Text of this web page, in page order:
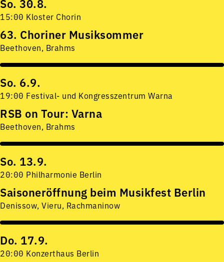
So. 30.8.
15:00 Kloster Chorin
63. Choriner Musiksommer
Beethoven, Brahms
So. 6.9.
19:00 Festival- und Kongresszentrum Warna
RSB on Tour: Varna
Beethoven, Brahms
So. 13.9.
20:00 Philharmonie Berlin
Saisoneröffnung beim Musikfest Berlin
Denissow, Vieru, Rachmaninow
Do. 17.9.
20:00 Konzerthaus Berlin